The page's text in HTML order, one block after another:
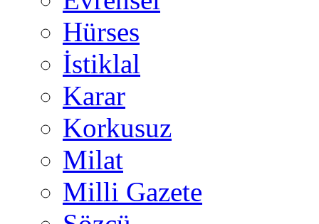
Hürses
İstiklal
Karar
Korkusuz
Milat
Milli Gazete